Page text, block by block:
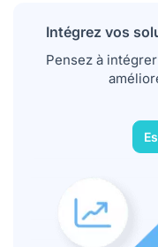
Intégrez vos
Pensez à